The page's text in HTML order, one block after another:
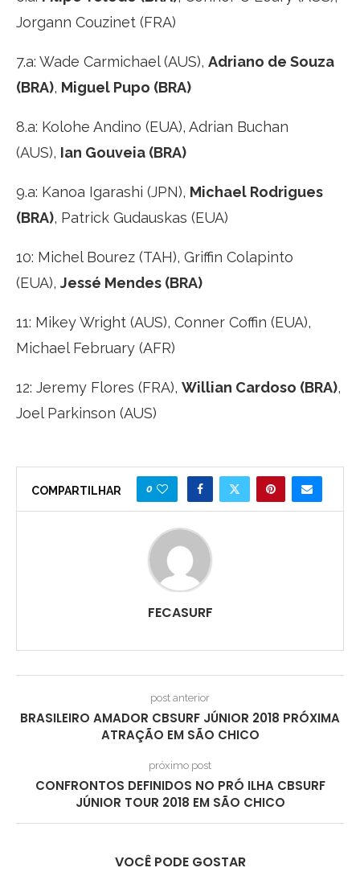
Jorgann Couzinet (FRA)
7.a: Wade Carmichael (AUS), Adriano de Souza
(BRA), Miguel Pupo (BRA)
8.a: Kolohe Andino (EUA), Adrian Buchan
(AUS), Ian Gouveia (BRA)
9.a: Kanoa Igarashi (JPN), Michael Rodrigues
(BRA), Patrick Gudauskas (EUA)
10: Michel Bourez (TAH), Griffin Colapinto
(EUA), Jessé Mendes (BRA)
11: Mikey Wright (AUS), Conner Coffin (EUA),
Michael February (AFR)
12: Jeremy Flores (FRA), Willian Cardoso (BRA),
Joel Parkinson (AUS)
COMPARTILHAR 0
FECASURF
post anterior
BRASILEIRO AMADOR CBSURF JÚNIOR 2018 PRÓXIMA
ATRAÇÃO EM SÃO CHICO
próximo post
CONFRONTOS DEFINIDOS NO PRÓ ILHA CBSURF
JÚNIOR TOUR 2018 EM SÃO CHICO
VOCÊ PODE GOSTAR